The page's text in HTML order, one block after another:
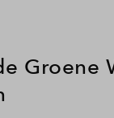
Groene